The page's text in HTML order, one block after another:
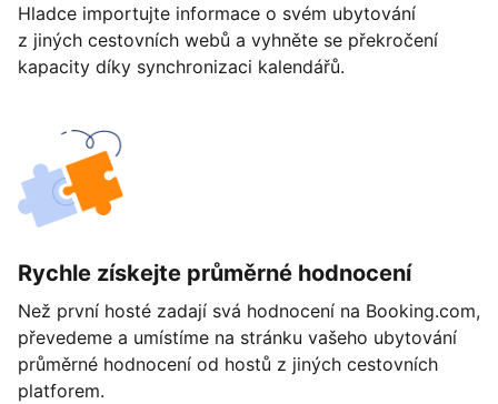
Hladce importujte informace o svém ubytování
z jiných cestovních webů a vyhněte se překročení
kapacity díky synchronizaci kalendářů.
Rychle získejte průměrné hodnocení
Než první hosté zadají svá hodnocení na Booking.com,
převedeme a umístíme na stránku vašeho ubytování
průměrné hodnocení od hostů z jiných cestovních
platforem.